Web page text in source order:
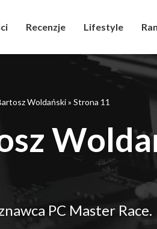
Recenzje Lifestyle
Woldański» Strona 11
PC Master Race.